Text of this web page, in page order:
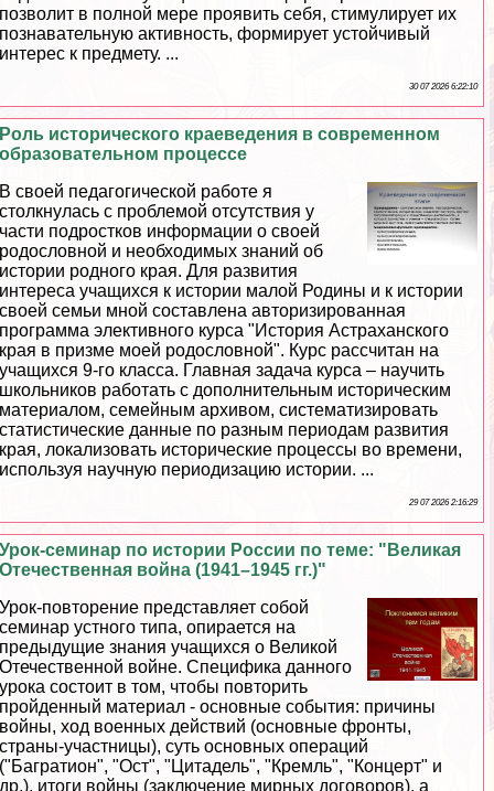
позволит в полной мере проявить себя, стимулирует их
познавательную активность, формирует устойчивый
интерес к предмету. ...
30 07 2026 6:22:10
Роль исторического краеведения в современном
образовательном процессе
В своей педагогической работе я
столкнулась с проблемой отсутствия у
части подростков информации о своей
родословной и необходимых знаний об
истории родного края. Для развития
интереса учащихся к истории малой Родины и к истории
своей семьи мной составлена авторизированная
программа элективного курса "История Астpaxaнского
края в призме моей родословной". Курс рассчитан на
учащихся 9-го класса. Главная задача курса – научить
школьников работать с дополнительным историческим
материалом, семейным архивом, систематизировать
статистические данные по разным периодам развития
края, локализовать исторические процессы во времени,
используя научную периодизацию истории. ...
29 07 2026 2:16:29
Урок-семинар по истории России по теме: "Великая
Отечественная война (1941–1945 гг.)"
Урок-повторение представляет собой
семинар устного типа, опирается на
предыдущие знания учащихся о Великой
Отечественной войне. Специфика данного
урока состоит в том, чтобы повторить
пройденный материал - основные события: причины
войны, ход военных действий (основные фронты,
страны-участницы), суть основных операций
("Багратион", "Ост", "Цитадель", "Кремль", "Концерт" и
др.), итоги войны (заключение мирных договоров), а